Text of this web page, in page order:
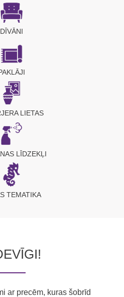
DĪVĀNI
LIETAS
LĪDZEKĻI
TEMATIKA
ar precēm, kuras šobrīd